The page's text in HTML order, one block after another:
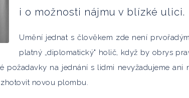
i o možnosti nájmu v blízké ulici.
Umění jednat s člověkem zde není
platný „diplomatický" holič, když by obrys
požadavky na jednání s lidmi nevyžadujeme
novou plombu.